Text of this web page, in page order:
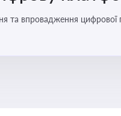
та впровадження цифрової
влади